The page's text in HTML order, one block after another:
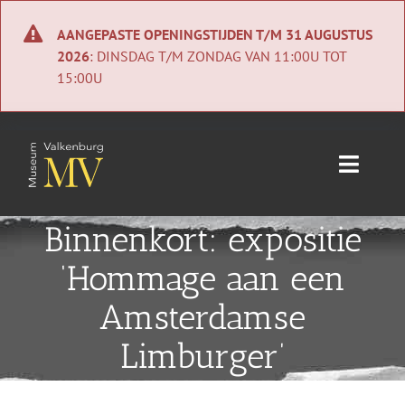
naar
AANGEPASTE OPENINGSTIJDEN T/M 31 AUGUSTUS
2026: DINSDAG T/M ZONDAG VAN 11:00U TOT
15:00U
Toggle
Home
Nieuws
Collectie
Binnenkort: expositie
‘Hommage aan een
Amsterdamse
Limburger’